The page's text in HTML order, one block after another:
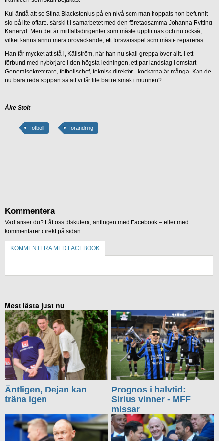
Kul ändå att se Stina Blackstenius på en nivå som man hoppats hon befunnit
sig på lite oftare, särskilt i samarbetet med den företagsamma Johanna Rytting-
Kaneryd. Men det är mittfältsdirigenter som måste uppfinnas och nu också,
vilket känns ännu mera oroväckande, ett försvarsspel som måste repareras.
Han får mycket att stå i, Källström, när han nu skall greppa över allt. I ett
förbund med nybörjare i den högsta ledningen, ett par landslag i omstart.
Generalsekreterare, fotbollschef, teknisk direktör - kockarna är många. Kan de
nu bara reda soppan så att vi får lite bättre smak i munnen?
Åke Stolt
fotboll förändring
Kommentera
Vad anser du? Låt oss diskutera, antingen med Facebook – eller med
kommentarer direkt på sidan.
KOMMENTERA MED FACEBOOK
Mest lästa just nu
Äntligen, Dejan kan
träna igen
Prognos i halvtid:
Sirius vinner - MFF
missar